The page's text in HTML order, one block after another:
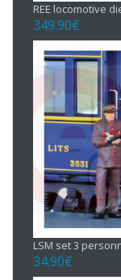
REE locomotive
349.90€
LSM set 3
34.90€